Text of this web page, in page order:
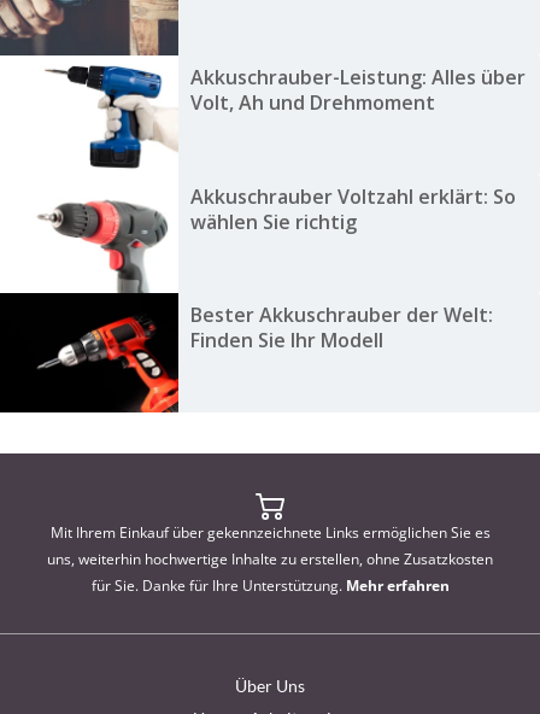
Akkuschrauber-Leistung: Alles über
Volt, Ah und Drehmoment
Akkuschrauber Voltzahl erklärt: So
wählen Sie richtig
Bester Akkuschrauber der Welt:
Finden Sie Ihr Modell
Mit Ihrem Einkauf über gekennzeichnete Links ermöglichen Sie es
uns, weiterhin hochwertige Inhalte zu erstellen, ohne Zusatzkosten
für Sie. Danke für Ihre Unterstützung. Mehr erfahren
Über Uns